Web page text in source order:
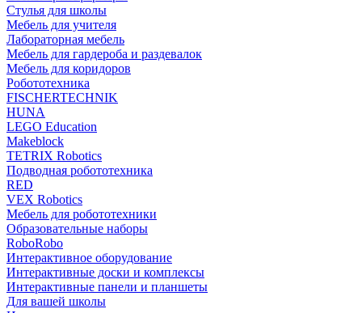
Стулья для школы
Мебель для учителя
Лабораторная мебель
Мебель для гардероба и раздевалок
Мебель для коридоров
Робототехника
FISCHERTECHNIK
HUNA
LEGO Education
Makeblock
TETRIX Robotics
Подводная робототехника
RED
VEX Robotics
Мебель для робототехники
Образовательные наборы
RoboRobo
Интерактивное оборудование
Интерактивные доски и комплексы
Интерактивные панели и планшеты
Для вашей школы